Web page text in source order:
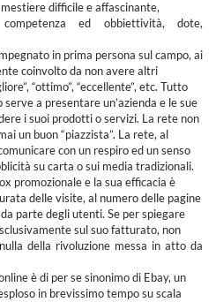
difficile e affascinante,
ed obbiettività, dote,
in prima persona sul campo, ai
coinvolto da non avere altri
“ottimo”, “eccellente”, etc. Tutto
a presentare un’azienda e le sue
i suoi prodotti o servizi. La rete non
un buon “piazzista”. La rete, al
con un respiro ed un senso
su carta o sui media tradizionali.
promozionale e la sua efficacia è
delle visite, al numero delle pagine
parte degli utenti. Se per spiegare
sul suo fatturato, non
della rivoluzione messa in atto da
è di per se sinonimo di Ebay, un
in brevissimo tempo su scala